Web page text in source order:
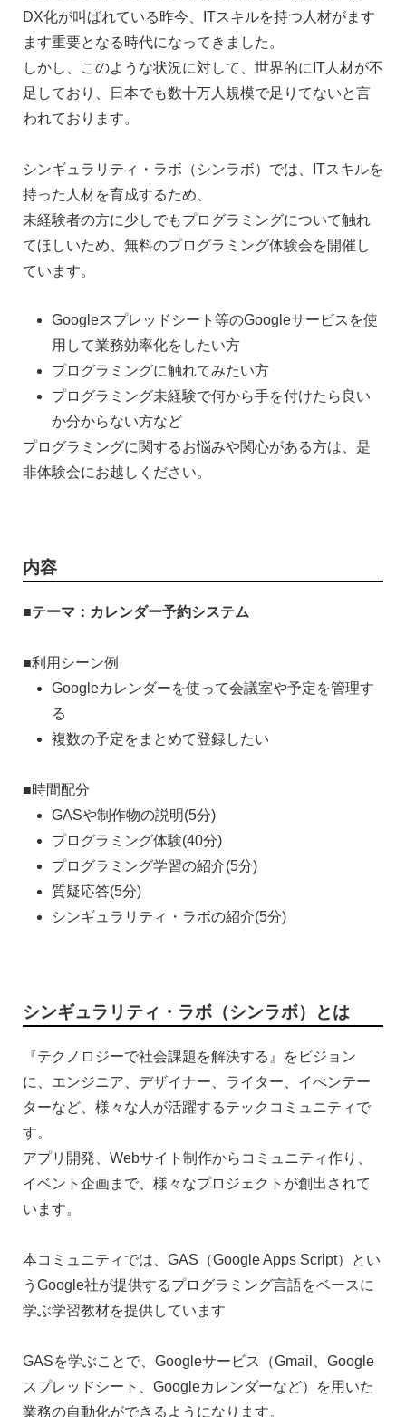
DX化が叫ばれている昨今、ITスキルを持つ人材がます
ます重要となる時代になってきました。
しかし、このような状況に対して、世界的にIT人材が不
足しており、日本でも数十万人規模で足りてないと言
われております。
シンギュラリティ・ラボ（シンラボ）では、ITスキルを
持った人材を育成するため、
未経験者の方に少しでもプログラミングについて触れ
てほしいため、無料のプログラミング体験会を開催し
ています。
Googleスプレッドシート等のGoogleサービスを使
用して業務効率化をしたい方
プログラミングに触れてみたい方
プログラミング未経験で何から手を付けたら良い
か分からない方など
プログラミングに関するお悩みや関心がある方は、是
非体験会にお越しください。
内容
■テーマ：カレンダー予約システム
■利用シーン例
Googleカレンダーを使って会議室や予定を管理す
る
複数の予定をまとめて登録したい
■時間配分
GASや制作物の説明(5分)
プログラミング体験(40分)
プログラミング学習の紹介(5分)
質疑応答(5分)
シンギュラリティ・ラボの紹介(5分)
シンギュラリティ・ラボ（シンラボ）とは
『テクノロジーで社会課題を解決する』をビジョン
に、エンジニア、デザイナー、ライター、イべンテー
ターなど、様々な人が活躍するテックコミュニティで
す。
アプリ開発、Webサイト制作からコミュニティ作り、
イベント企画まで、様々なプロジェクトが創出されて
います。
本コミュニティでは、GAS（Google Apps Script）とい
うGoogle社が提供するプログラミング言語をベースに
学ぶ学習教材を提供しています
GASを学ぶことで、Googleサービス（Gmail、Google
スプレッドシート、Googleカレンダーなど）を用いた
業務の自動化ができるようになります。